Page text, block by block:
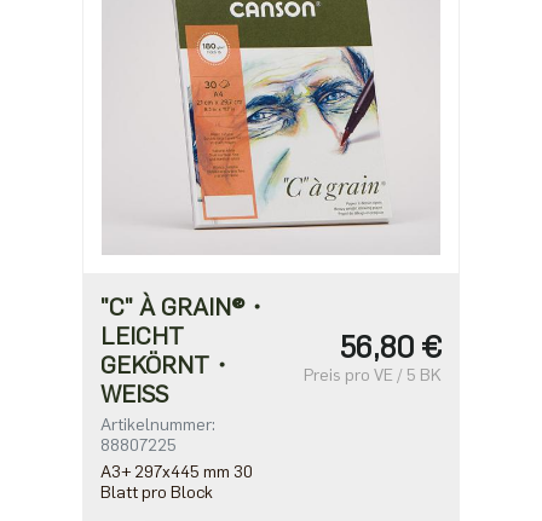
"C" À GRAIN®・
LEICHT
GEKÖRNT・
WEISS
Artikelnummer:
88807225
A3+ 297x445 mm 30
Blatt pro Block
56,80 €
Preis pro VE / 5 BK